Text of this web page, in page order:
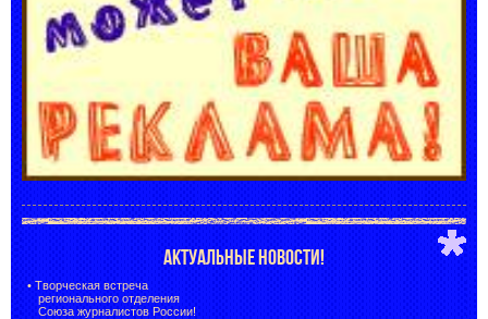
АКТУАЛЬНЫЕ НОВОСТИ!
• Творческая встреча
регионального отделения
Союза журналистов России!